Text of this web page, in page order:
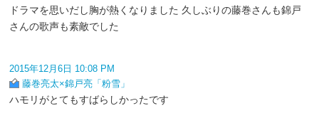
ドラマを思いだし胸が熱くなりました 久しぶりの藤巻さんも錦戸
さんの歌声も素敵でした
2015年12月6日 10:08 PM
藤巻亮太×錦戸亮「粉雪」
ハモリがとてもすばらしかったです